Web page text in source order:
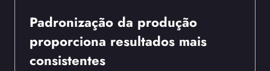
Padronização da produção
proporciona resultados mais
consistentes